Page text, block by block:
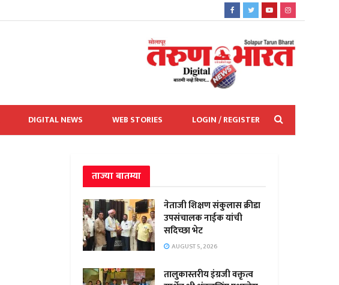
DIGITAL NEWS WEB STORIES LOGIN / REGISTER
ताज्या बातम्या
नेताजी शिक्षण संकुलास क्रीडा
उपसंचालक नाईक यांची
सदिच्छा भेट
AUGUST 5, 2026
तालुकास्तरीय इंग्रजी वक्तृत्व